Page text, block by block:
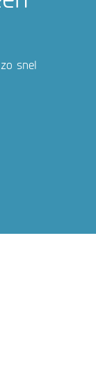
snel